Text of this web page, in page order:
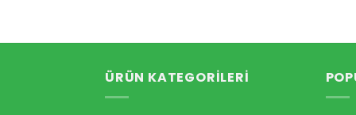
ÜRÜN KATEGORILERI